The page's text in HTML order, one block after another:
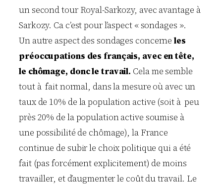
un second tour Royal-Sarkozy, avec avantage à
Sarkozy. Ca c’est pour l’aspect « sondages ».
Un autre aspect des sondages concerne les
préoccupations des français, avec en tête,
le chômage, donc le travail. Cela me semble
tout à fait normal, dans la mesure où avec un
taux de 10% de la population active (soit à peu
près 20% de la population active soumise à
une possibilité de chômage), la France
continue de subir le choix politique qui a été
fait (pas forcément explicitement) de moins
travailler, et d’augmenter le coût du travail. Le